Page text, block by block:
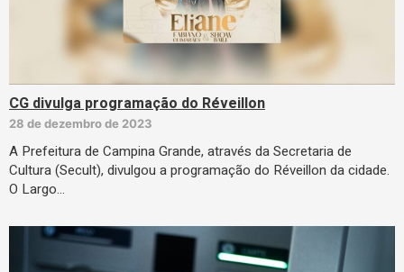
CG divulga programação do Réveillon
28 de dezembro de 2023
A Prefeitura de Campina Grande, através da Secretaria de
Cultura (Secult), divulgou a programação do Réveillon da cidade.
O Largo…